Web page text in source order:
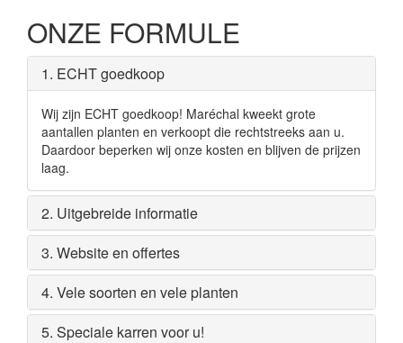
ONZE FORMULE
1. ECHT goedkoop
Wij zijn ECHT goedkoop! Maréchal kweekt grote
aantallen planten en verkoopt die rechtstreeks aan u.
Daardoor beperken wij onze kosten en blijven de prijzen
laag.
2. Uitgebreide informatie
3. Website en offertes
4. Vele soorten en vele planten
5. Speciale karren voor u!